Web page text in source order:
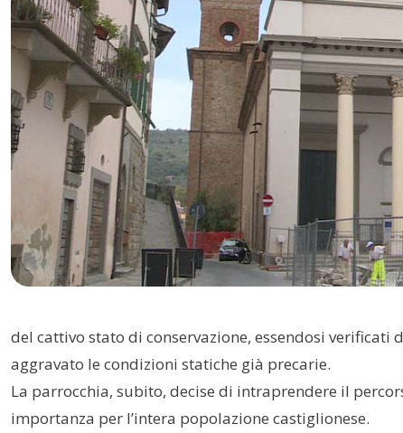
del cattivo stato di conservazione, essendosi
aggravato le condizioni statiche già precarie.
La parrocchia, subito, decise di intraprendere il
importanza per l’intera popolazione castiglionese.